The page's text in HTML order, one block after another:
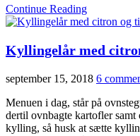
Continue Reading
Kyllingelår med
september 15, 2018 6
Menuen i dag, står på
dertil ovnbagte kartofler
kylling, så husk at sætte